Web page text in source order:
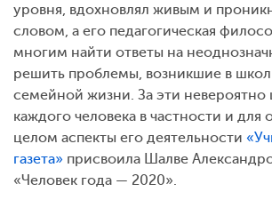
уровня, вдохновлял живым и
словом, а его педагогическая
многим найти ответы на
решить проблемы, возникшие в
семейной жизни. За эти невероятно
каждого человека в частности и для
целом аспекты его деятельности
газета» присвоила Шалве
«Человек года — 2020».